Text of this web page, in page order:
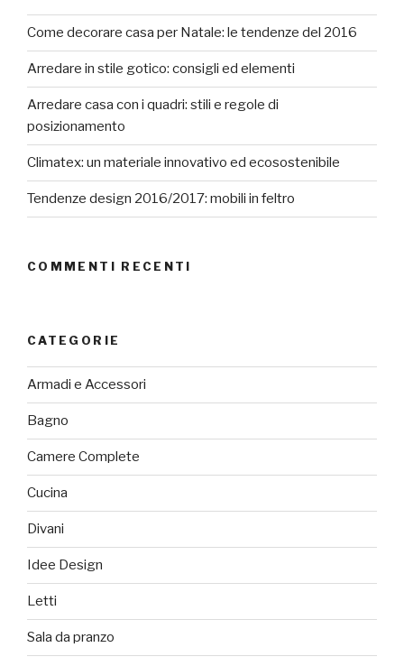
Come decorare casa per Natale: le tendenze del 2016
Arredare in stile gotico: consigli ed elementi
Arredare casa con i quadri: stili e regole di
posizionamento
Climatex: un materiale innovativo ed ecosostenibile
Tendenze design 2016/2017: mobili in feltro
COMMENTI RECENTI
CATEGORIE
Armadi e Accessori
Bagno
Camere Complete
Cucina
Divani
Idee Design
Letti
Sala da pranzo